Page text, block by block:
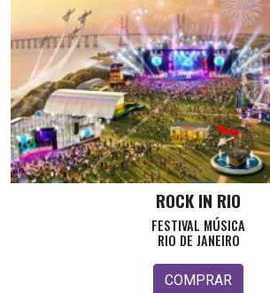
ROCK IN RIO
FESTIVAL MÚSICA
RIO DE JANEIRO
COMPRAR